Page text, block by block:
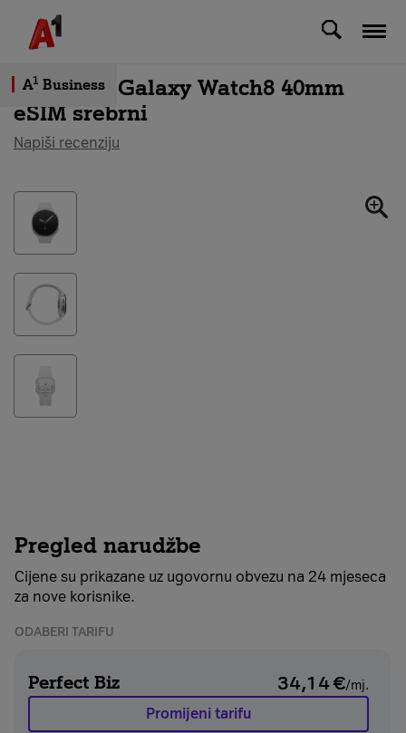
A1 Business
Svi uređaji
Samsung Galaxy Watch8 40mm
eSIM srebrni
Napiši recenziju
Pregled narudžbe
Cijene su prikazane uz ugovornu obvezu na 24 mjeseca
za nove korisnike.
ODABERI TARIFU
Perfect Biz 34,14€/mj.
Promijeni tarifu